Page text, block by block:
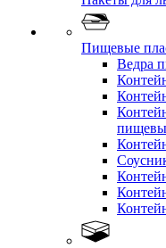
Пищевые
Ведра